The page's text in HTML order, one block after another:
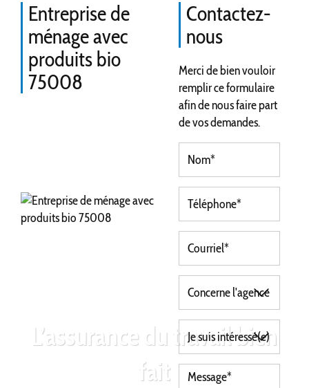
L’assurance du travail bien
fait
Entreprise de
ménage avec
produits bio
75008
Contactez-
nous
Merci de bien vouloir
remplir ce formulaire
afin de nous faire part
de vos demandes.